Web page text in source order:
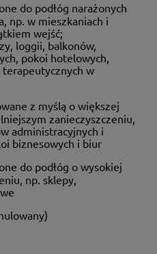
do podłóg narażonych
np. w mieszkaniach i
wejść;
loggii, balkonów,
pokoi hotelowych,
w
z myślą o większej
zanieczyszczeniu,
administracyjnych i
biznesowych i biur
do podłóg o wysokiej
np. sklepy,